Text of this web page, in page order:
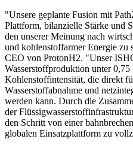
"Unsere geplante Fusion mit
Plattform, bilanzielle Stärke und
den unserer Meinung nach
und kohlenstoffarmer Energie zu
CEO von ProtonH2. "Unser
Wasserstoffproduktion unter
Kohlenstoffintensität, die direkt
Wasserstoffabnahme und
werden kann. Durch die
der
den Schritt von einer
globalen Einsatzplattform zu